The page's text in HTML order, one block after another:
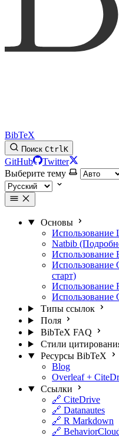
BibTeX
Поиск CtrlK
GitHub
Twitter
Выберите тему
Основы
Использование
Natbib
Использование
Использование
старт)
Использование
Использование
Типы ссылок
Поля
BibTeX FAQ
Стили
Ресурсы BibTeX
Blog
Overleaf +
Ссылки
🔗 CiteDrive
🔗 Datanautes
🔗 R Markdown
🔗